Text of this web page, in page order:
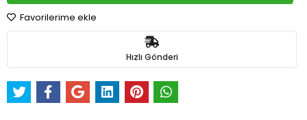
Favorilerime ekle
Hızlı Gönderi